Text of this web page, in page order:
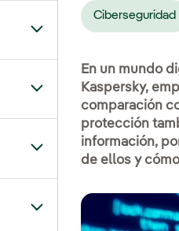
Alternar el submenú
Alternar el submenú
Alternar el submenú
Alternar el submenú
Ciberseguridad
En un mundo
Kaspersky,
comparación
protección
información,
de ellos y